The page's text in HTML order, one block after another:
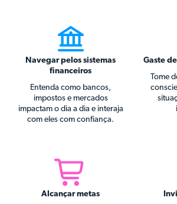
Navegar pelos sistemas
financeiros
Entenda como bancos,
impostos e mercados
impactam o dia a dia e interaja
com eles com confiança.
Gaste
Tome
Alcançar metas